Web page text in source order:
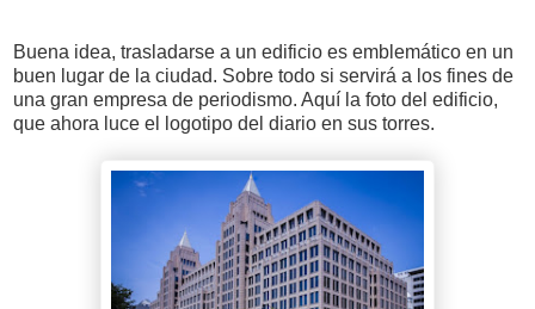
Buena idea, trasladarse a un edificio es emblemático en un
buen lugar de la ciudad. Sobre todo si servirá a los fines de
una gran empresa de periodismo. Aquí la foto del edificio,
que ahora luce el logotipo del diario en sus torres.